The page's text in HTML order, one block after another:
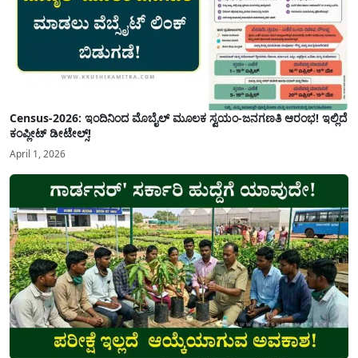
Census-2026: ಇಂದಿನಿಂದ ಮೊಬೈಲ್ ಮೂಲಕ ಸ್ವಯಂ-ಜನಗಣತಿ ಆರಂಭ! ಇಲ್ಲಿದೆ
ಕಂಪ್ಲೀಟ್ ಡೀಟೇಲ್ಸ್!
April 1, 2026